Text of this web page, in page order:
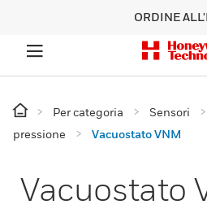
ORDINE
Per categoria Sensori
pressione
Vacuostato VNM
Vacuostato